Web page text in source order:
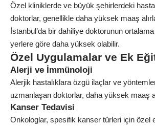
Özel kliniklerde ve büyük şehirlerdeki
doktorlar, genellikle daha yüksek maaş
İstanbul’da bir dahiliye doktorunun
yerlere göre daha yüksek olabilir.
Özel Uygulamalar ve Ek
Alerji ve İmmünoloji
Alerjik hastalıklara özgü ilaçlar ve
uzmanlaşan doktorlar, daha yüksek maaş
Kanser Tedavisi
Onkologlar, spesifik kanser türleri için özel